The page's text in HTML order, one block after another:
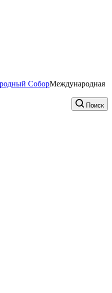
Международная
Поиск